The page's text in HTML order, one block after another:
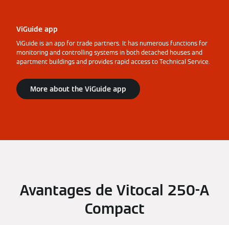
ViGuide app
ViGuide is an app for trade partners. It has numerous functions for
monitoring and controlling systems in both detached houses and
apartment buildings and provides rapid access to Technical Service.
More about the ViGuide app
Avantages de Vitocal 250-A
Compact